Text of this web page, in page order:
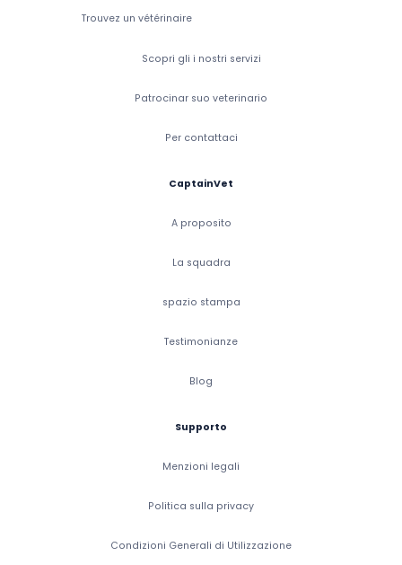
Trouvez un vétérinaire
Scopri gli i nostri servizi
Patrocinar suo veterinario
Per contattaci
CaptainVet
A proposito
La squadra
spazio stampa
Testimonianze
Blog
Supporto
Menzioni legali
Politica sulla privacy
Condizioni Generali di Utilizzazione